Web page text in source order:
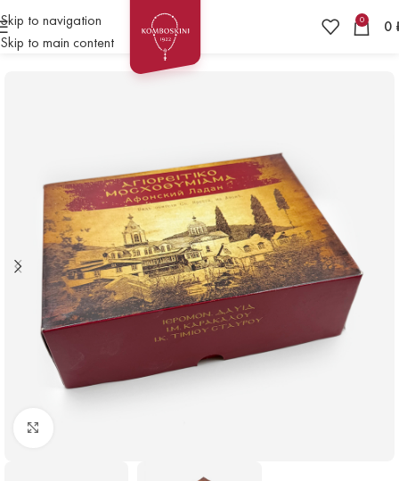
Skip to navigation
Skip to main content
0 0